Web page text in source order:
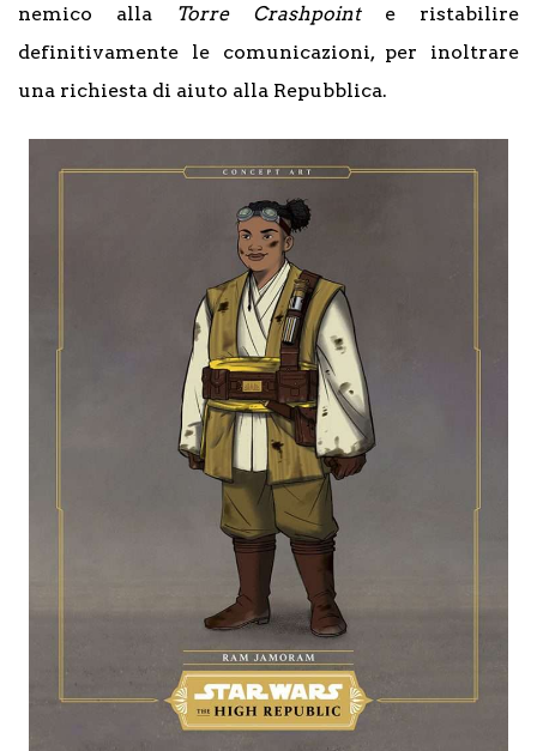
nemico alla
Torre Crashpointe ristabilire
definitivamente le comunicazioni, per inoltrare
una richiesta di aiuto alla Repubblica.